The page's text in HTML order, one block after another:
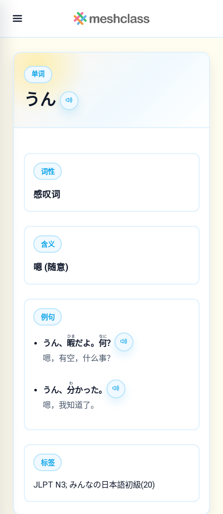
单词
うん
词性
感叹词
含义
嗯 (随意)
例句
うん、 暇
ひま
だよ。何
なに
？
嗯，有空，什么事？
うん、分
わ
かった。
嗯，我知道了。
标签
JLPT N3; みんなの日本語初級(20)